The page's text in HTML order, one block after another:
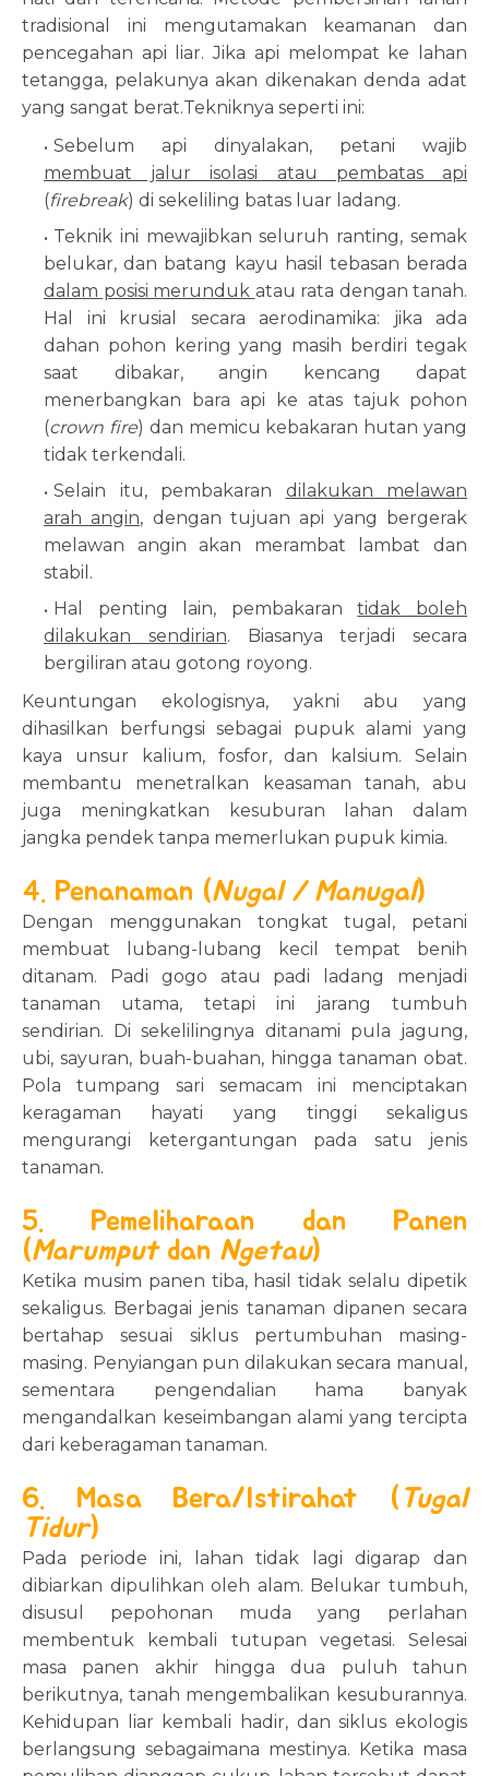
tradisional ini mengutamakan keamanan dan
pencegahan api liar. Jika api melompat ke lahan
tetangga, pelakunya akan dikenakan denda adat
yang sangat berat.Tekniknya seperti ini:
Sebelum api dinyalakan, petani wajib
membuat jalur isolasi atau pembatas api
(firebreak) di sekeliling batas luar ladang.
Teknik ini mewajibkan seluruh ranting, semak
belukar, dan batang kayu hasil tebasan berada
dalam posisi merunduk atau rata dengan tanah.
Hal ini krusial secara aerodinamika: jika ada
dahan pohon kering yang masih berdiri tegak
saat dibakar, angin kencang dapat
menerbangkan bara api ke atas tajuk pohon
(crown fire) dan memicu kebakaran hutan yang
tidak terkendali.
Selain itu, pembakaran dilakukan melawan
arah angin, dengan tujuan api yang bergerak
melawan angin akan merambat lambat dan
stabil.
Hal penting lain, pembakarantidak boleh
dilakukan sendirian. Biasanya terjadi secara
bergiliran atau gotong royong.
Keuntungan ekologisnya, yakni abu yang
dihasilkan berfungsi sebagai pupuk alami yang
kaya unsur kalium, fosfor, dan kalsium. Selain
membantu menetralkan keasaman tanah, abu
juga meningkatkan kesuburan lahan dalam
jangka pendek tanpa memerlukan pupuk kimia.
4. Penanaman (Nugal / Manugal)
Dengan menggunakan tongkat tugal, petani
membuat lubang-lubang kecil tempat benih
ditanam. Padi gogo atau padi ladang menjadi
tanaman utama, tetapi ini jarang tumbuh
sendirian. Di sekelilingnya ditanami pula jagung,
ubi, sayuran, buah-buahan, hingga tanaman obat.
Pola tumpang sari semacam ini menciptakan
keragaman hayati yang tinggi sekaligus
mengurangi ketergantungan pada satu jenis
tanaman.
5. Pemeliharaan dan Panen
(Marumput dan Ngetau)
Ketika musim panen tiba, hasil tidak selalu dipetik
sekaligus. Berbagai jenis tanaman dipanen secara
bertahap sesuai siklus pertumbuhan masing-
masing. Penyiangan pun dilakukan secara manual,
sementara pengendalian hama banyak
mengandalkan keseimbangan alami yang tercipta
dari keberagaman tanaman.
6. Masa Bera/Istirahat ( Tugal
Tidur)
Pada periode ini, lahan tidak lagi digarap dan
dibiarkan dipulihkan oleh alam. Belukar tumbuh,
disusul pepohonan muda yang perlahan
membentuk kembali tutupan vegetasi. Selesai
masa panen akhir hingga dua puluh tahun
berikutnya, tanah mengembalikan kesuburannya.
Kehidupan liar kembali hadir, dan siklus ekologis
berlangsung sebagaimana mestinya. Ketika masa